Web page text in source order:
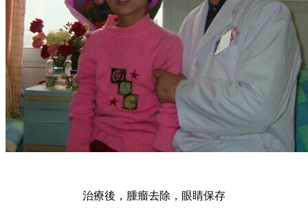
治療後，腫瘤去除，眼睛保存